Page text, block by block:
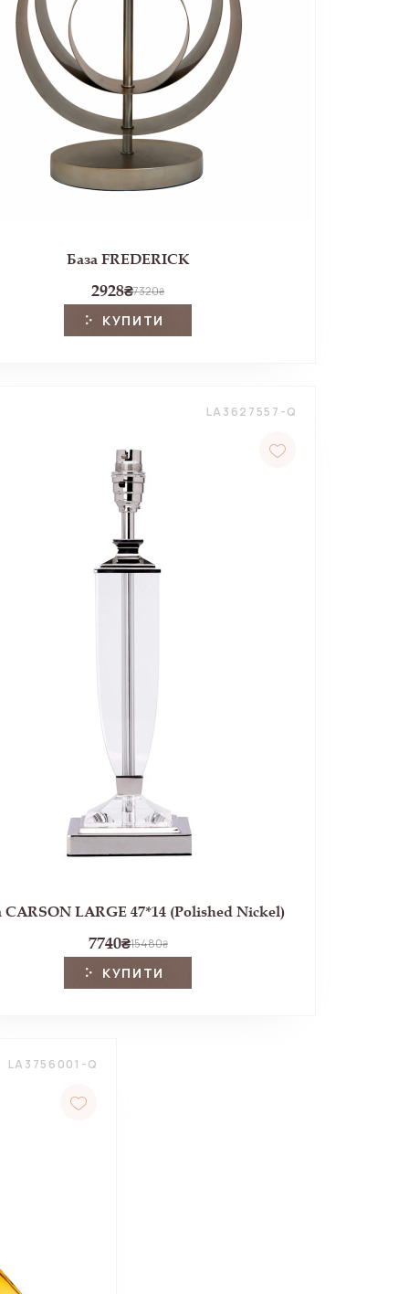
База FREDERICK
2928₴7320₴
КУПИТИ
LA3627557-Q
CARSON LARGE 47*14 (Polished Nickel)
7740₴15480₴
КУПИТИ
LA3756001-Q